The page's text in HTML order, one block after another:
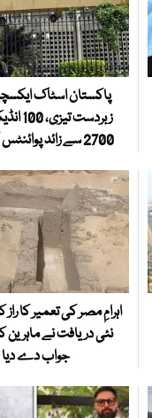
پاکستان اسٹاک
زبردست
2700 سے زائد پوائنٹس کا اضافہ
اہرامِ مصر کی تعمیر کا
نئی دریافت نے ماہرین
جواب دے دیا